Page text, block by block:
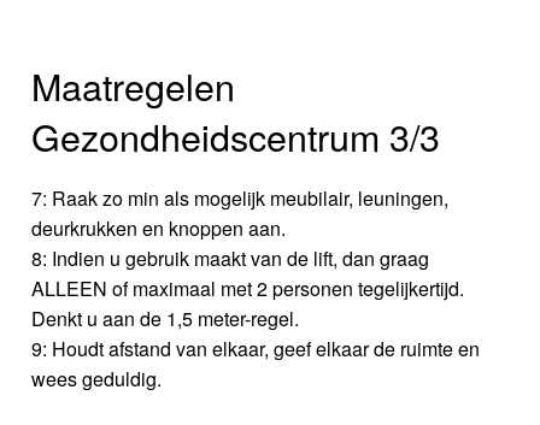
Maatregelen
Gezondheidscentrum 3/3
7: Raak zo min als mogelijk meubilair, leuningen,
deurkrukken en knoppen aan.
8: Indien u gebruik maakt van de lift, dan graag
ALLEEN of maximaal met 2 personen tegelijkertijd.
Denkt u aan de 1,5 meter-regel.
9: Houdt afstand van elkaar, geef elkaar de ruimte en
wees geduldig.